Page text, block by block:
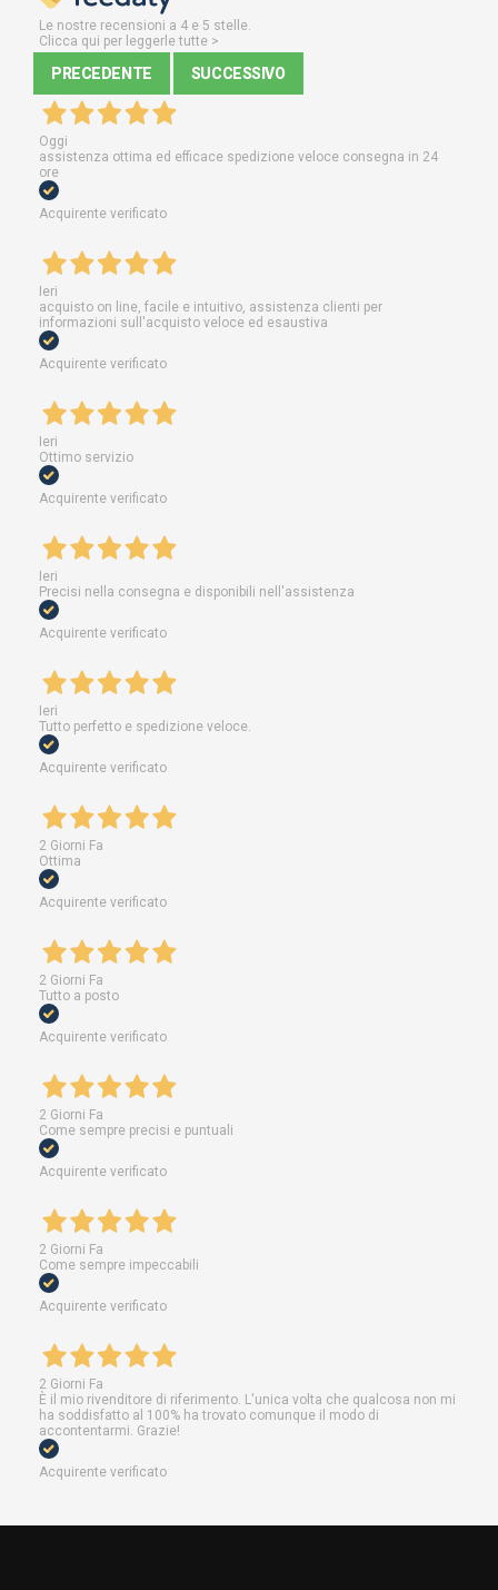
Le nostre recensioni a 4 e 5 stelle.
Clicca qui per leggerle tutte >
PRECEDENTE SUCCESSIVO
Oggi
assistenza ottima ed efficace spedizione veloce consegna in 24
ore
Acquirente verificato
Ieri
acquisto on line, facile e intuitivo, assistenza clienti per
informazioni sull'acquisto veloce ed esaustiva
Acquirente verificato
Ieri
Ottimo servizio
Acquirente verificato
Ieri
Precisi nella consegna e disponibili nell'assistenza
Acquirente verificato
Ieri
Tutto perfetto e spedizione veloce.
Acquirente verificato
2 Giorni Fa
Ottima
Acquirente verificato
2 Giorni Fa
Tutto a posto
Acquirente verificato
2 Giorni Fa
Come sempre precisi e puntuali
Acquirente verificato
2 Giorni Fa
Come sempre impeccabili
Acquirente verificato
2 Giorni Fa
È il mio rivenditore di riferimento. L'unica volta che qualcosa non mi
ha soddisfatto al 100% ha trovato comunque il modo di
accontentarmi. Grazie!
Acquirente verificato